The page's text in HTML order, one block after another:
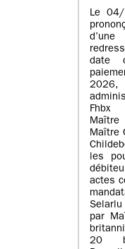
Le 04/
date
Fhbx
Maître
Maître
les
actes
par
20